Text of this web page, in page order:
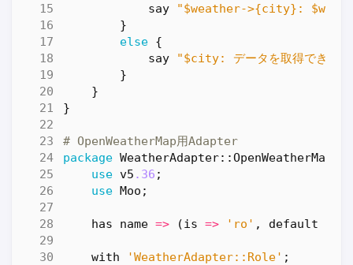
say
"$weather->{city}:
}
else {
say
"$city: データを取得できませ
}
}
}
# OpenWeatherMap用Adapter
package WeatherAdapter::OpenWeatherMap
use v5 .36 ;
use Moo ;
has name => (is => 'ro' , default
with 'WeatherAdapter::Role' ;